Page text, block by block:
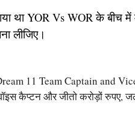
था YOR Vs WOR के बीच
लीजिए।
11 Team Captain and
कैप्टन और जीतो करोड़ों रुपए,